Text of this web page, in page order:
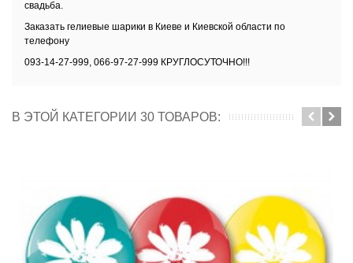
свадьба.
Заказать гелиевые шарики в Киеве и Киевской области по
телефону
093-14-27-999, 066-97-27-999 КРУГЛОСУТОЧНО!!!
В ЭТОЙ КАТЕГОРИИ 30 ТОВАРОВ: